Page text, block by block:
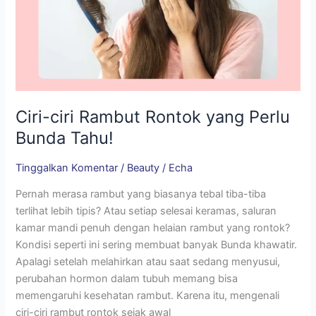
Ciri-ciri Rambut Rontok yang Perlu
Bunda Tahu!
Tinggalkan Komentar / Beauty / Echa
Pernah merasa rambut yang biasanya tebal tiba-tiba
terlihat lebih tipis? Atau setiap selesai keramas, saluran
kamar mandi penuh dengan helaian rambut yang rontok?
Kondisi seperti ini sering membuat banyak Bunda khawatir.
Apalagi setelah melahirkan atau saat sedang menyusui,
perubahan hormon dalam tubuh memang bisa
memengaruhi kesehatan rambut. Karena itu, mengenali
ciri-ciri rambut rontok sejak awal